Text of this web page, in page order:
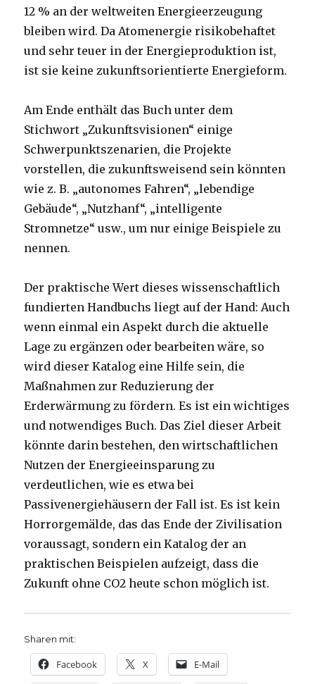
12 % an der weltweiten Energieerzeugung
bleiben wird. Da Atomenergie risikobehaftet
und sehr teuer in der Energieproduktion ist,
ist sie keine zukunftsorientierte Energieform.
Am Ende enthält das Buch unter dem
Stichwort „Zukunftsvisionen“ einige
Schwerpunktszenarien, die Projekte
vorstellen, die zukunftsweisend sein könnten
wie z. B. „autonomes Fahren“, „lebendige
Gebäude“, „Nutzhanf“, „intelligente
Stromnetze“ usw., um nur einige Beispiele zu
nennen.
Der praktische Wert dieses wissenschaftlich
fundierten Handbuchs liegt auf der Hand: Auch
wenn einmal ein Aspekt durch die aktuelle
Lage zu ergänzen oder bearbeiten wäre, so
wird dieser Katalog eine Hilfe sein, die
Maßnahmen zur Reduzierung der
Erderwärmung zu fördern. Es ist ein wichtiges
und notwendiges Buch. Das Ziel dieser Arbeit
könnte darin bestehen, den wirtschaftlichen
Nutzen der Energieeinsparung zu
verdeutlichen, wie es etwa bei
Passivenergiehäusern der Fall ist. Es ist kein
Horrorgemälde, das das Ende der Zivilisation
voraussagt, sondern ein Katalog der an
praktischen Beispielen aufzeigt, dass die
Zukunft ohne CO2 heute schon möglich ist.
Sharen mit:
Facebook X E-Mail